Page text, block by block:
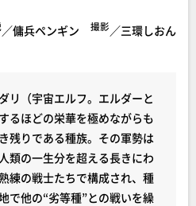
／傭兵ペンギン 撮影 ／三環しおん
リ（宇宙エルフ。エルダーと
るほどの栄華を極めながらも
残りである種族。その軍勢は
類の一生分を超える長きにわ
練の戦士たちで構成され、種
で他の“劣等種”との戦いを繰